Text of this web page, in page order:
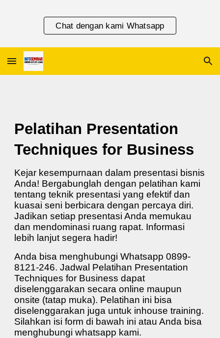
Skip to main content Skip to navigation
Chat dengan kami Whatsapp
Pelatihan Presentation
Techniques for Business
Kejar kesempurnaan dalam presentasi bisnis
Anda! Bergabunglah dengan pelatihan kami
tentang teknik presentasi yang efektif dan
kuasai seni berbicara dengan percaya diri.
Jadikan setiap presentasi Anda memukau
dan mendominasi ruang rapat. Informasi
lebih lanjut segera hadir!
Anda bisa menghubungi Whatsapp 0899-
8121-246.Jadwal Pelatihan Presentation
Techniques for Businessdapat
diselenggarakan secara online maupun
onsite (tatap muka). Pelatihan ini bisa
diselenggarakan juga untuk inhouse training.
Silahkan isi form di bawah ini atau Anda bisa
menghubungi whatsapp kami.